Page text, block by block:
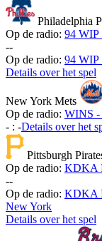
Philadelphia
Op de radio: 94 WIP
--
Op de radio: 94 WIP
Details over het spel
New York Mets
Op de radio: WINS -
- : -Details over het
Pittsburgh
Op de radio: KDKA
--
Op de radio: KDKA
New York
Details over het spel